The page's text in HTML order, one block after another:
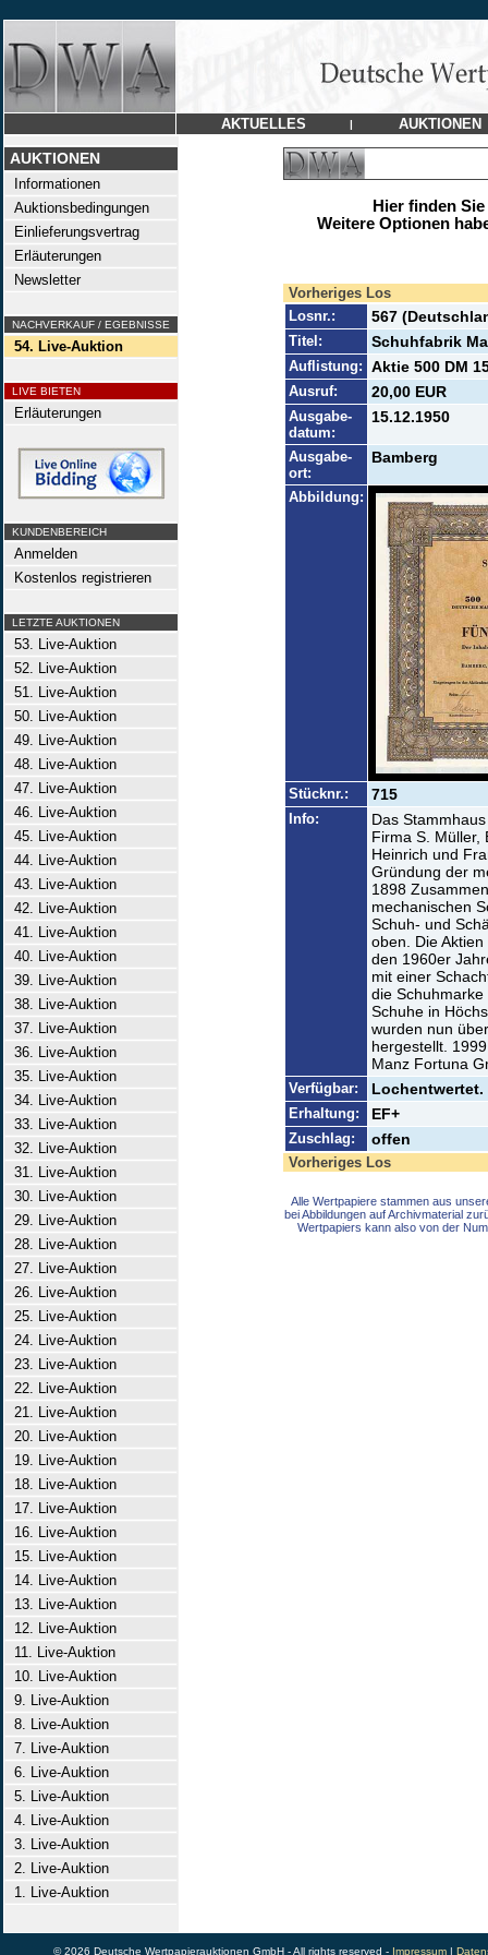
AKTUELLES | AUKTIONEN
AUKTIONEN
Informationen
Auktionsbedingungen
Einlieferungsvertrag
Erläuterungen
Newsletter
NACHVERKAUF / EGEBNISSE
54. Live-Auktion
LIVE BIETEN
Erläuterungen
KUNDENBEREICH
Anmelden
Kostenlos registrieren
LETZTE AUKTIONEN
53. Live-Auktion
52. Live-Auktion
51. Live-Auktion
50. Live-Auktion
49. Live-Auktion
48. Live-Auktion
47. Live-Auktion
46. Live-Auktion
45. Live-Auktion
44. Live-Auktion
43. Live-Auktion
42. Live-Auktion
41. Live-Auktion
40. Live-Auktion
39. Live-Auktion
38. Live-Auktion
37. Live-Auktion
36. Live-Auktion
35. Live-Auktion
34. Live-Auktion
33. Live-Auktion
32. Live-Auktion
31. Live-Auktion
30. Live-Auktion
29. Live-Auktion
28. Live-Auktion
27. Live-Auktion
26. Live-Auktion
25. Live-Auktion
24. Live-Auktion
23. Live-Auktion
22. Live-Auktion
21. Live-Auktion
20. Live-Auktion
19. Live-Auktion
18. Live-Auktion
17. Live-Auktion
16. Live-Auktion
15. Live-Auktion
14. Live-Auktion
13. Live-Auktion
12. Live-Auktion
11. Live-Auktion
10. Live-Auktion
9. Live-Auktion
8. Live-Auktion
7. Live-Auktion
6. Live-Auktion
5. Live-Auktion
4. Live-Auktion
3. Live-Auktion
2. Live-Auktion
1. Live-Auktion
Hier finden
Weitere Optionen
Vorheriges Los
Losnr.:
567
Titel: Schuhfabrik
Auflistung: Aktie 500 DM
Ausruf: 20,00 EUR
Ausgabe-
datum:
15.12.1950
Ausgabe-
ort:
Bamberg
Abbildung:
Stücknr.: 715
Info:
Das
Firma S. Müller,
Heinrich und
Gründung der
1898
mechanischen
Schuh- und
oben. Die
den 1960er
mit einer
die
Schuhe in
wurden nun
hergestellt.
Manz Fortuna
Verfügbar: Lochentwertet.
Erhaltung: EF+
Zuschlag: offen
Vorheriges Los
Alle Wertpapiere stammen aus
bei Abbildungen auf Archivmaterial
Wertpapiers kann also von der
© 2026 Deutsche Wertpapierauktionen GmbH - All rights reserved - Impressum|